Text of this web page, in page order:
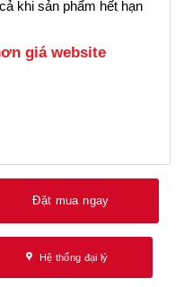
khi sản phẩm hết hạn
giá website
Đặt mua ngay
Hệ thống đại lý